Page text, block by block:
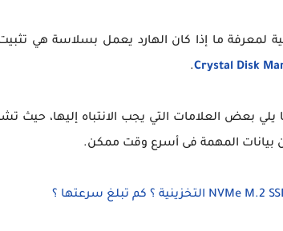
لمعرفة ما إذا كان الهارد يعمل بسلاسة هي
Crystal Disk
.
بعض العلامات التي يجب الانتباه إليها، حيث
المهمة فى أسرع وقت ممكن.